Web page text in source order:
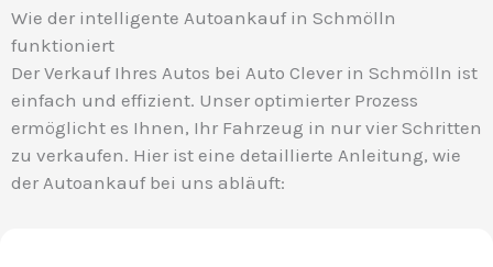
Wie der intelligente Autoankauf in Schmölln
funktioniert
Der Verkauf Ihres Autos bei Auto Clever in Schmölln ist
einfach und effizient. Unser optimierter Prozess
ermöglicht es Ihnen, Ihr Fahrzeug in nur vier Schritten
zu verkaufen. Hier ist eine detaillierte Anleitung, wie
der Autoankauf bei uns abläuft: